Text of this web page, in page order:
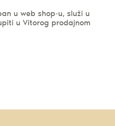
u web shop-u, služi u
u Vitorog prodajnom